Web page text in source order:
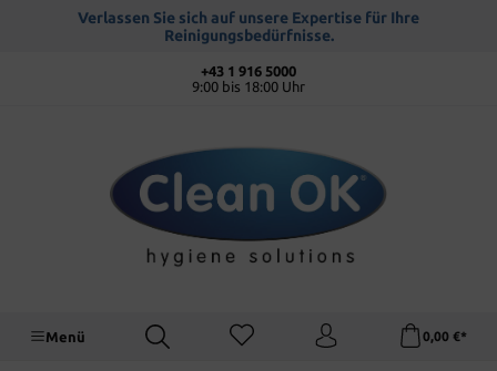
springenVerlassen Sie sich auf unsere Expertise für Ihre
Reinigungsbedürfnisse.
+43 1 916 5000
9:00 bis 18:00 Uhr
Menü 0,00 €*